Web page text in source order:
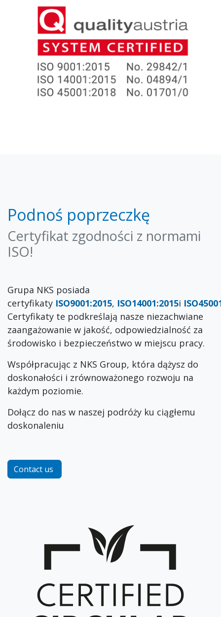
Podnoś poprzeczkę
Certyfikat zgodności z normami
ISO!
Grupa NKS posiada
certyfikaty ISO9001:2015, ISO14001:2015i
Certyfikaty te podkreślają nasze niezachwiane
zaangażowanie w jakość, odpowiedzialność za
środowisko i bezpieczeństwo w miejscu pracy.
Współpracując z NKS Group, która dążysz do
doskonałości i zrównoważonego rozwoju na
każdym poziomie.
Dołącz do nas w naszej podróży ku ciągłemu
doskonaleniu
Contact us